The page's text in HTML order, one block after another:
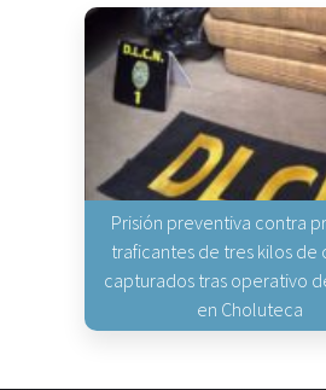
Prisión preventiva contra
traficantes de tres kilos de
capturados tras operativo
en Choluteca